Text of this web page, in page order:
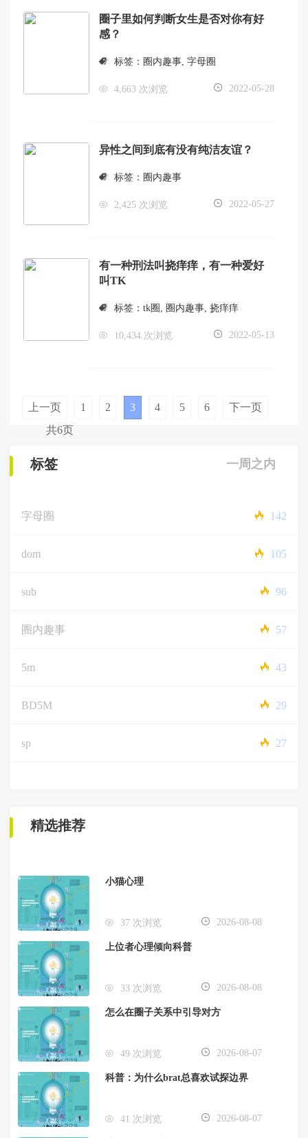
圈子里如何判断女生是否对你有好
感？
标签： 圈内趣事,字母圈
4,663 次浏览 2022-05-28
异性之间到底有没有纯洁友谊？
标签： 圈内趣事
2,425 次浏览 2022-05-27
有一种刑法叫挠痒痒，有一种爱好
叫TK
标签：tk圈 , 圈内趣事,挠痒痒
10,434 次浏览 2022-05-13
上一页 1 2 3 4 5 6
下一页
共6页
标签 一周之内
字母圈 142
dom 105
sub 96
圈内趣事 57
5m 43
BD5M 29
sp 27
精选推荐
小猫心理
37 次浏览 2026-08-08
上位者心理倾向科普
33 次浏览 2026-08-08
怎么在圈子关系中引导对方
49 次浏览 2026-08-07
科普：为什么brat总喜欢试探边界
41 次浏览 2026-08-07